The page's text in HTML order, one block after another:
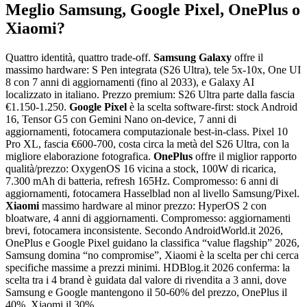
Meglio Samsung, Google Pixel, OnePlus o
Xiaomi?
Quattro identità, quattro trade-off. Samsung Galaxy offre il
massimo hardware: S Pen integrata (S26 Ultra), tele 5x-10x, One UI
8 con 7 anni di aggiornamenti (fino al 2033), e Galaxy AI
localizzato in italiano. Prezzo premium: S26 Ultra parte dalla fascia
€1.150-1.250. Google Pixel è la scelta software-first: stock Android
16, Tensor G5 con Gemini Nano on-device, 7 anni di
aggiornamenti, fotocamera computazionale best-in-class. Pixel 10
Pro XL, fascia €600-700, costa circa la metà del S26 Ultra, con la
migliore elaborazione fotografica. OnePlus offre il miglior rapporto
qualità/prezzo: OxygenOS 16 vicina a stock, 100W di ricarica,
7.300 mAh di batteria, refresh 165Hz. Compromesso: 6 anni di
aggiornamenti, fotocamera Hasselblad non al livello Samsung/Pixel.
Xiaomi massimo hardware al minor prezzo: HyperOS 2 con
bloatware, 4 anni di aggiornamenti. Compromesso: aggiornamenti
brevi, fotocamera inconsistente. Secondo AndroidWorld.it 2026,
OnePlus e Google Pixel guidano la classifica “value flagship” 2026,
Samsung domina “no compromise”, Xiaomi è la scelta per chi cerca
specifiche massime a prezzi minimi. HDBlog.it 2026 conferma: la
scelta tra i 4 brand è guidata dal valore di rivendita a 3 anni, dove
Samsung e Google mantengono il 50-60% del prezzo, OnePlus il